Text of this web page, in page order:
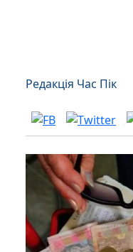
Редакція Час Пік